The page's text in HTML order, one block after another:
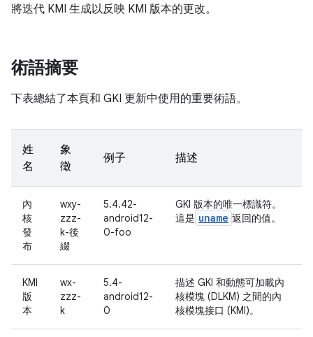
將迭代 KMI 生成以反映 KMI 版本的更改。
術語摘要
下表總結了本頁和 GKI 更新中使用的重要術語。
姓
名
象
徵
例子 描述
內
核
發
布
wxy-
zzz-
k-後
綴
5.4.42-
android12-
0-foo
GKI 版本的唯一標識符。
這是 uname 返回的值。
KMI
版
本
wx-
zzz-
k
5.4-
android12-
0
描述 GKI 和動態可加載內
核模塊 (DLKM) 之間的內
核模塊接口 (KMI)。